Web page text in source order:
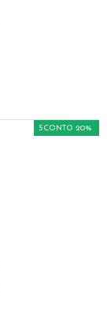
SCONTO 20%